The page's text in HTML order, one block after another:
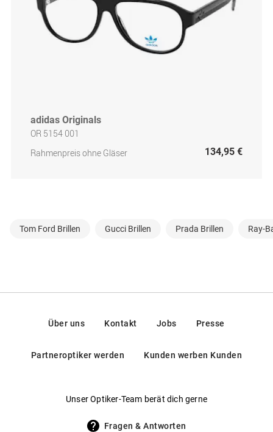
adidas Originals
OR 5154 001
Rahmenpreis ohne Gläser
134,95 €
Tom Ford Brillen Gucci Brillen Prada Brillen Ray-
Über uns Kontakt Jobs Presse
Partneroptiker werden Kunden werben Kunden
Unser Optiker-Team berät dich gerne
Fragen & Antworten